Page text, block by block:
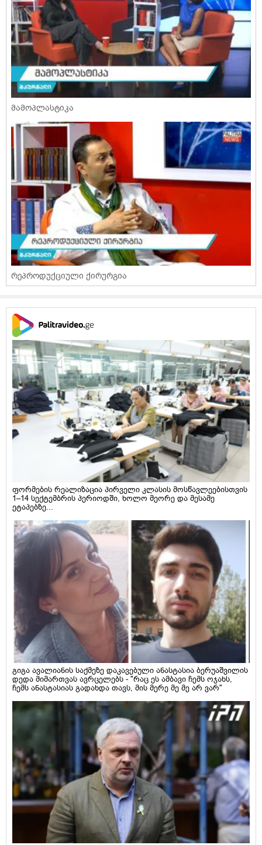
მამოპლასტიკა
რეპროდუქციული ქირურგია
ფორმების რეალიზაცია პირველი კლასის მოსწავლეებისთვის
1–14 სექტემბრის პერიოდში, ხოლო მეორე და მესამე
ეტაპებზე...
გიგა ავალიანის საქმეზე დაკავებული ანასტასია ბერუაშვილის
დედა მიმართვას ავრცელებს - "რაც ეს ამბავი ჩემს ოჯახს,
ჩემს ანასტასიას გადახდა თავს, მის მერე მე მე არ ვარ"